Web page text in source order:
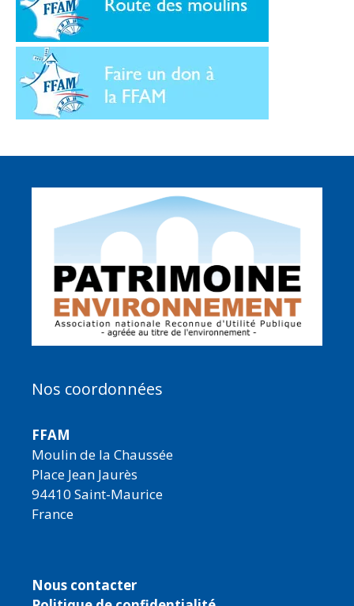
Nos coordonnées
FFAM
Moulin de la Chaussée
Place Jean Jaurès
94410 Saint-Maurice
France
Nous contacter